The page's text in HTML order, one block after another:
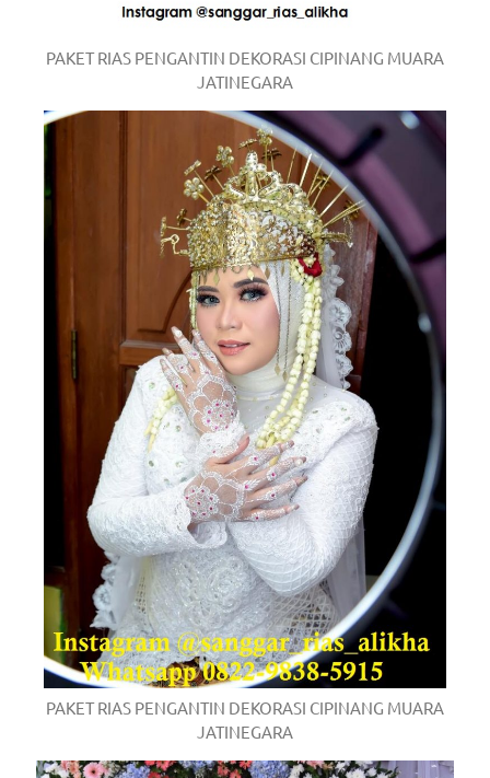
PAKET RIAS PENGANTIN DEKORASI CIPINANG MUARA
JATINEGARA
PAKET RIAS PENGANTIN DEKORASI CIPINANG MUARA
JATINEGARA